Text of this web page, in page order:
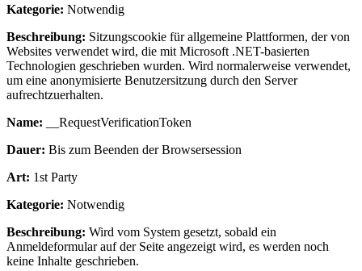
Kategorie: Notwendig
Beschreibung: Sitzungscookie für allgemeine Plattformen, der von
Websites verwendet wird, die mit Microsoft .NET-basierten
Technologien geschrieben wurden. Wird normalerweise verwendet,
um eine anonymisierte Benutzersitzung durch den Server
aufrechtzuerhalten.
Name: __RequestVerificationToken
Dauer: Bis zum Beenden der Browsersession
Art: 1st Party
Kategorie: Notwendig
Beschreibung: Wird vom System gesetzt, sobald ein
Anmeldeformular auf der Seite angezeigt wird, es werden noch
keine Inhalte geschrieben.